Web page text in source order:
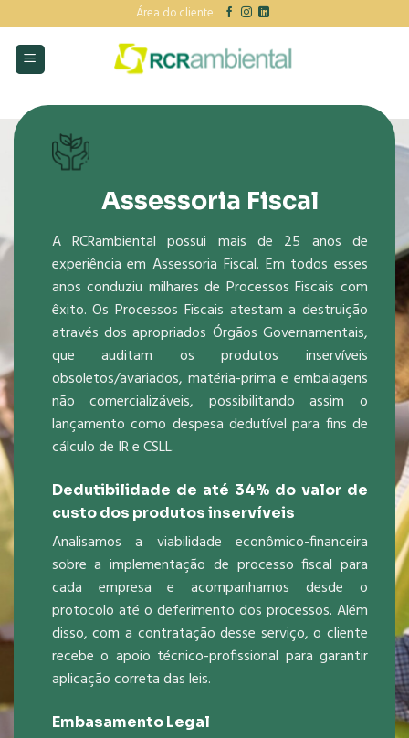
to
content
Área do cliente
Assessoria Fiscal
A RCRambiental possui mais de 25 anos de
experiência em Assessoria Fiscal. Em todos esses
anos conduziu milhares de Processos Fiscais com
êxito. Os Processos Fiscais atestam a destruição
através dos apropriados Órgãos Governamentais,
que auditam os produtos inservíveis
obsoletos/avariados, matéria-prima e embalagens
não comercializáveis, possibilitando assim o
lançamento como despesa dedutível para fins de
cálculo de IR e CSLL.
Dedutibilidade de até 34% do valor de
custo dos produtos inservíveis
Analisamos a viabilidade econômico-financeira
sobre a implementação de processo fiscal para
cada empresa e acompanhamos desde o
protocolo até o deferimento dos processos. Além
disso, com a contratação desse serviço, o cliente
recebe o apoio técnico-profissional para garantir
aplicação correta das leis.
Embasamento Legal